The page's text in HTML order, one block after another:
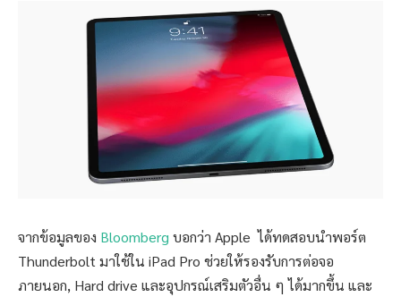
จากข้อมูลของ Bloomberg บอกว่า Apple ได้ทดสอบนำพอร์ต
Thunderbolt มาใช้ใน iPad Pro ช่วยให้รองรับการต่อจอ
ภายนอก, Hard drive และอุปกรณ์เสริมตัวอื่น ๆ ได้มากขึ้น และ